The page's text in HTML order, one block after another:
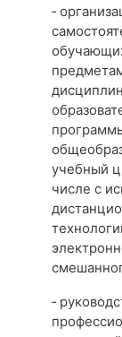
‑
учебный
числе с
‑